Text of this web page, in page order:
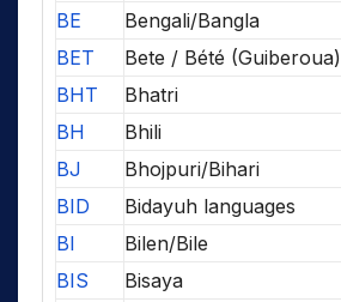
BE
Bengali/Bangla
BET
Bete / Bété (Guiberoua)
BHT
Bhatri
BH
Bhili
BJ
Bhojpuri/Bihari
BID
Bidayuh languages
BI
Bilen/Bile
BIS
Bisaya